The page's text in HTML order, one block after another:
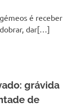
é receber
dar[…]
grávida
de